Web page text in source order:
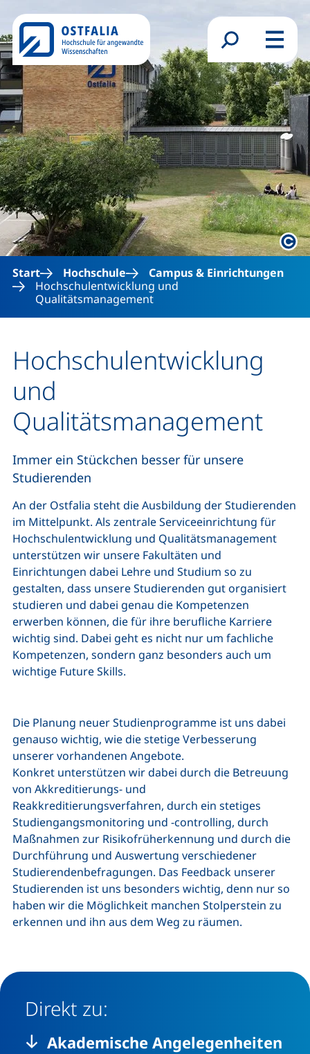
Suchformular
Menü
Start
Hochschule
Campus & Einrichtungen
Hochschulentwicklung und
Qualitätsmanagement
Hochschulentwicklung
und
Qualitätsmanagement
Immer ein Stückchen besser für unsere
Studierenden
An der Ostfalia steht die Ausbildung der Studierenden
im Mittelpunkt. Als zentrale Serviceeinrichtung für
Hochschulentwicklung und Qualitätsmanagement
unterstützen wir unsere Fakultäten und
Einrichtungen dabei Lehre und Studium so zu
gestalten, dass unsere Studierenden gut organisiert
studieren und dabei genau die Kompetenzen
erwerben können, die für ihre berufliche Karriere
wichtig sind. Dabei geht es nicht nur um fachliche
Kompetenzen, sondern ganz besonders auch um
wichtige Future Skills.
Die Planung neuer Studienprogramme ist uns dabei
genauso wichtig, wie die stetige Verbesserung
unserer vorhandenen Angebote.
Konkret unterstützen wir dabei durch die Betreuung
von Akkreditierungs- und
Reakkreditierungsverfahren, durch ein stetiges
Studiengangsmonitoring und -controlling, durch
Maßnahmen zur Risikofrüherkennung und durch die
Durchführung und Auswertung verschiedener
Studierendenbefragungen. Das Feedback unserer
Studierenden ist uns besonders wichtig, denn nur so
haben wir die Möglichkeit manchen Stolperstein zu
erkennen und ihn aus dem Weg zu räumen.
Direkt zu:
Akademische Angelegenheiten